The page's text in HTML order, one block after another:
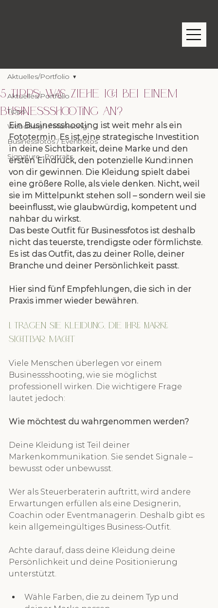
Aktuelles/Portfolio
Tipps
Webdesign / Marketing
Businessfotos / Eventfotos
Signature -Portraits
Aktuelles/Portfolio
5 Tipps: Was ziehe ich bei einem
Businessshooting an?
Ein Businessshooting ist weit mehr als ein
Fototermin. Es ist eine strategische Investition
in deine Sichtbarkeit, deine Marke und den
ersten Eindruck, den potenzielle Kund:innen
von dir gewinnen. Die Kleidung spielt dabei
eine größere Rolle, als viele denken. Nicht, weil
sie im Mittelpunkt stehen soll – sondern weil sie
beeinflusst, wie glaubwürdig, kompetent und
nahbar du wirkst.
Das beste Outfit für Businessfotos ist deshalb
nicht das teuerste, trendigste oder förmlichste.
Es ist das Outfit, das zu deiner Rolle, deiner
Branche und deiner Persönlichkeit passt.
Hier sind fünf Empfehlungen, die sich in der
Praxis immer wieder bewähren.
1. Tragen Sie Kleidung, die Ihre Marke
sichtbar macht
Viele Menschen überlegen vor einem
Businessshooting, wie sie möglichst
professionell wirken. Die wichtigere Frage
lautet jedoch:
Wie möchtest du wahrgenommen werden?
Deine Kleidung ist Teil deiner
Markenkommunikation. Sie sendet Signale –
bewusst oder unbewusst.
Wer als Steuerberaterin auftritt, wird andere
Erwartungen erfüllen als eine Designerin,
Coachin oder Eventmanagerin. Deshalb gibt es
kein allgemeingültiges Business-Outfit.
Achte darauf, dass deine Kleidung deine
Persönlichkeit und deine Positionierung
unterstützt.
Wähle Farben, die zu deinem Typ und